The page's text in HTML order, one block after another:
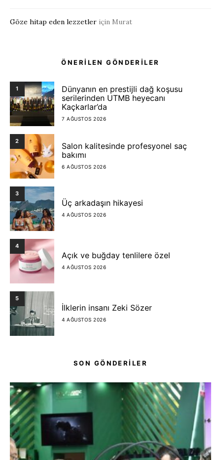
Göze hitap eden lezzetler için Murat
ÖNERİLEN GÖNDERİLER
1
Dünyanın en prestijli dağ koşusu
serilerinden UTMB heyecanı
Kaçkarlar’da
7 AĞUSTOS 2026
2
Salon kalitesinde profesyonel saç
bakımı
6 AĞUSTOS 2026
3
Üç arkadaşın hikayesi
4 AĞUSTOS 2026
4
Açık ve buğday tenlilere özel
4 AĞUSTOS 2026
5
İlklerin insanı Zeki Sözer
4 AĞUSTOS 2026
SON GÖNDERİLER